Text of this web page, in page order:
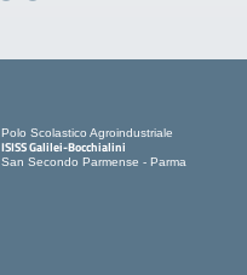
Polo Scolastico Agroindustriale
ISISS Galilei-Bocchialini
San Secondo Parmense - Parma